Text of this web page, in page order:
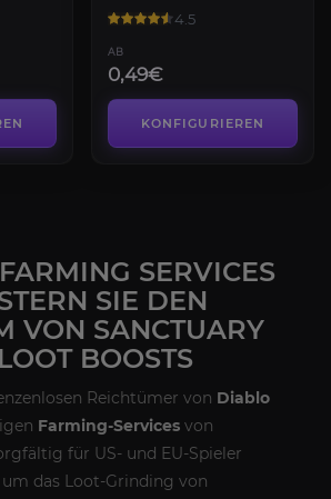
4.5
AB
0,49€
KONFIGURIEREN
SERVICES
SIE DEN
VON SANCTUARY
BOOSTS
Reichtümer von Diablo
Farming-Services von
für US- und EU-Spieler
das Loot-Grinding von